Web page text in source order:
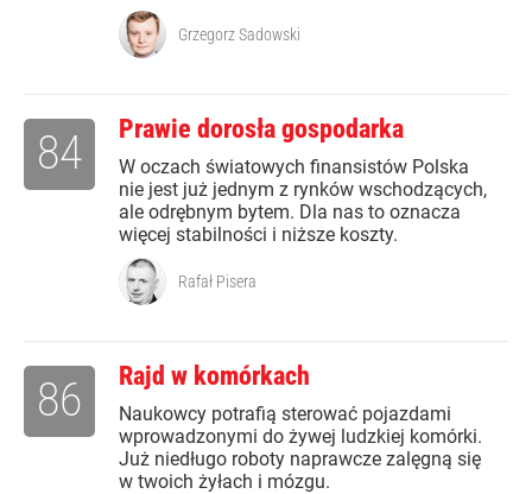
Grzegorz Sadowski
Prawie dorosła gospodarka
W oczach światowych finansistów Polska
nie jest już jednym z rynków wschodzących,
ale odrębnym bytem. Dla nas to oznacza
więcej stabilności i niższe koszty.
84
Rafał Pisera
Rajd w komórkach
Naukowcy potrafią sterować pojazdami
wprowadzonymi do żywej ludzkiej komórki.
Już niedługo roboty naprawcze zalęgną się
w twoich żyłach i mózgu.
86